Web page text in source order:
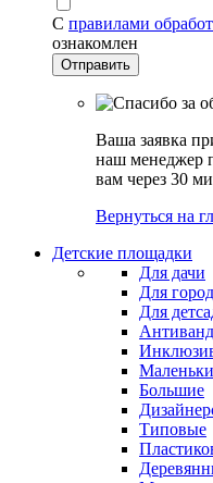
С правилами
ознакомлен
Ваша заявка
наш менеджер
вам через 30
Вернуться на
Детские площадки
Для дачи
Для
Для
Большие
Типовые